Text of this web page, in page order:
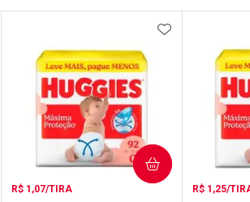
Linkagens Internas em
Promoções em Destaque
R$ 1,07/TIRA
ADICIONAR
COMPRAR
R$ 1,25/